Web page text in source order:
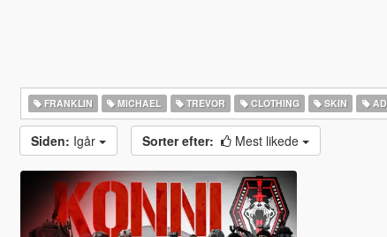
FRANKLIN MICHAEL TREVOR CLOTHING SKIN
Siden: Igår Sorter efter: Mest likede